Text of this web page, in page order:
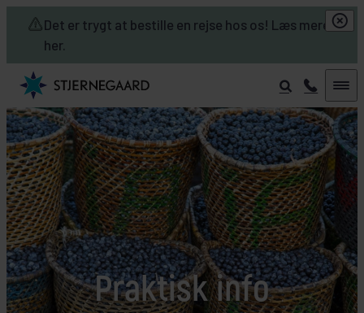
Det er trygt at bestille en rejse hos os! Læs mere
her.
Skip to main content
Praktisk info